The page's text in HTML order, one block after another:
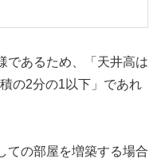
であるため、「天井高は
の2分の1以下」であれ
ての部屋を増築する場合